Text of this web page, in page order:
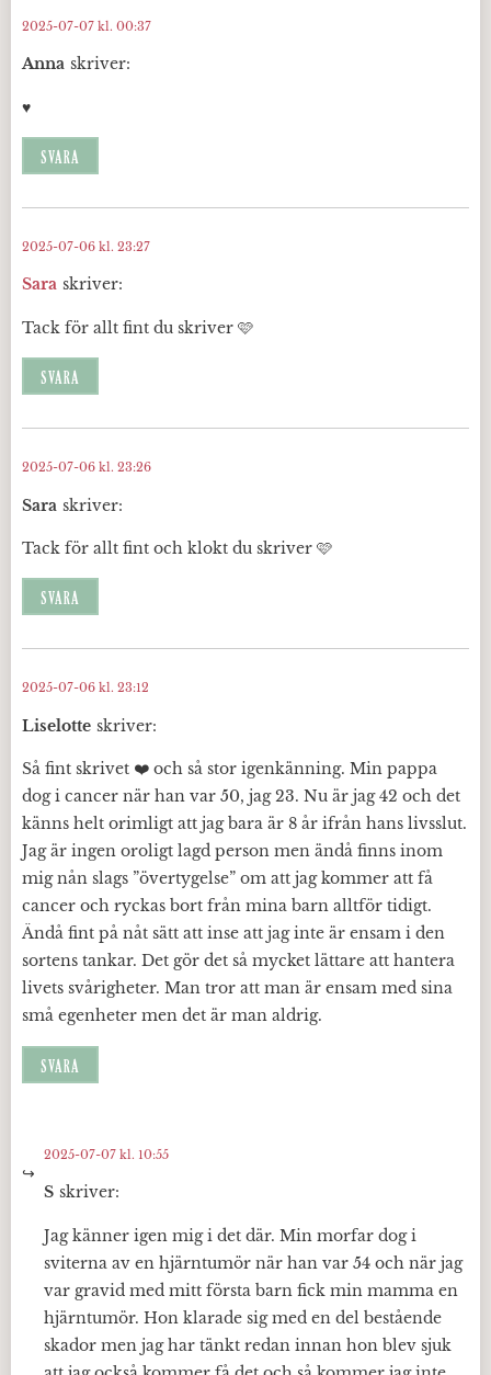
Anna skriver:
2025-07-07 kl. 00:37
♥️
SVARA
Sara skriver:
2025-07-06 kl. 23:27
Tack för allt fint du skriver 🩷
SVARA
Sara skriver:
2025-07-06 kl. 23:26
Tack för allt fint och klokt du skriver 🩷
SVARA
Liselotte skriver:
2025-07-06 kl. 23:12
Så fint skrivet ❤️ och så stor igenkänning. Min pappa
dog i cancer när han var 50, jag 23. Nu är jag 42 och det
känns helt orimligt att jag bara är 8 år ifrån hans livsslut.
Jag är ingen oroligt lagd person men ändå finns inom
mig nån slags ”övertygelse” om att jag kommer att få
cancer och ryckas bort från mina barn alltför tidigt.
Ändå fint på nåt sätt att inse att jag inte är ensam i den
sortens tankar. Det gör det så mycket lättare att hantera
livets svårigheter. Man tror att man är ensam med sina
små egenheter men det är man aldrig.
SVARA
S skriver:
2025-07-07 kl. 10:55
Jag känner igen mig i det där. Min morfar dog i
sviterna av en hjärntumör när han var 54 och när jag
var gravid med mitt första barn fick min mamma en
hjärntumör. Hon klarade sig med en del bestående
skador men jag har tänkt redan innan hon blev sjuk